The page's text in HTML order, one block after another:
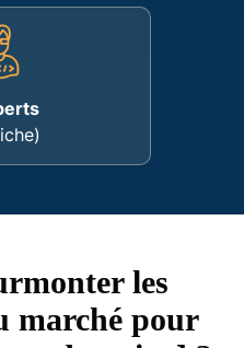
les
marché pour